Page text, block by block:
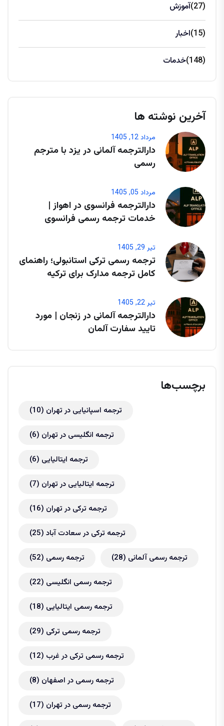
آموزش (27)
اخبار (15)
خدمات (148)
آخرین نوشته ها
مرداد 12, 1405
دارالترجمه آلمانی در یزد با مترجم
رسمی
مرداد 05, 1405
دارالترجمه فرانسوی در اهواز |
خدمات ترجمه رسمی فرانسوی
تیر 29, 1405
ترجمه رسمی ترکی استانبولی؛ راهنمای
کامل ترجمه مدارک برای ترکیه
تیر 22, 1405
دارالترجمه آلمانی در زنجان | مورد
تایید سفارت آلمان
برچسب‌ها
ترجمه اسپانیایی در تهران (10)
ترجمه انگلیسی در تهران (6)
ترجمه ایتالیایی (6)
ترجمه ایتالیایی در تهران (7)
ترجمه ترکی در تهران (16)
ترجمه ترکی در سعادت آباد (25)
ترجمه رسمی (52) ترجمه رسمی آلمانی (28)
ترجمه رسمی انگلیسی (22)
ترجمه رسمی ایتالیایی (18)
ترجمه رسمی ترکی (29)
ترجمه رسمی ترکی در غرب (12)
ترجمه رسمی در اصفهان (8)
ترجمه رسمی در تهران (17)